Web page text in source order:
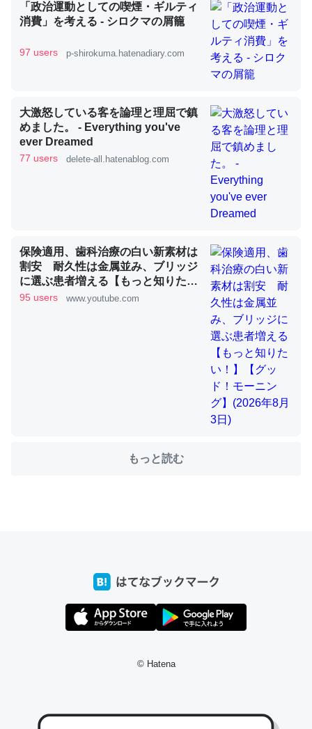
いる鋏角類（カブトガニ・ウミグモ）はカルシウムを使わ
ずキチンを強化してる筈だが、酵素が違うのか？
─ニュース :: 【研究発表】昆虫学の大問題＝「昆虫はなぜ海にいな
いのか」に関する新仮説
これを元に考えるとカルシウムを大量に使う脊椎動物と貝
類は苦労してるんだな…。腹足類だと殻を無くしてナメク
─ニュース :: 【研究発表】昆虫学の大問題＝「昆虫はなぜ海にいな
ウチもEchoを実家に置いて４年。でたまに覗いてる。ぼ
ちぼちRingも置こうかと画策中。あと、Googleマップで
位置情報を共有してる。電池残量や充電中かが分かるので
─たまにLINEするくらいだった遠方の父67歳と僕。ITツール導入で
コミュニケーションが劇的に変化した｜tayorini by LIFULL介護
たいなのでネット環境作ったけどAlexaしか使わないので
「政治運動としての喫煙・ギルティ
消費」を考える - シロクマの屑籠
97 users p-shirokuma.hatenadiary.com
大激怒している客を論理と理屈で鎮
めました。 - Everything you've
ever Dreamed
77 users delete-all.hatenablog.com
保険適用、歯科治療の白い新素材は
割安 耐久性は金属並み、ブリッジ
に選ぶ患者増える【もっと知りた
い！】【グッド！モーニング】
95 users www.youtube.com
もっと読む
© Hatena